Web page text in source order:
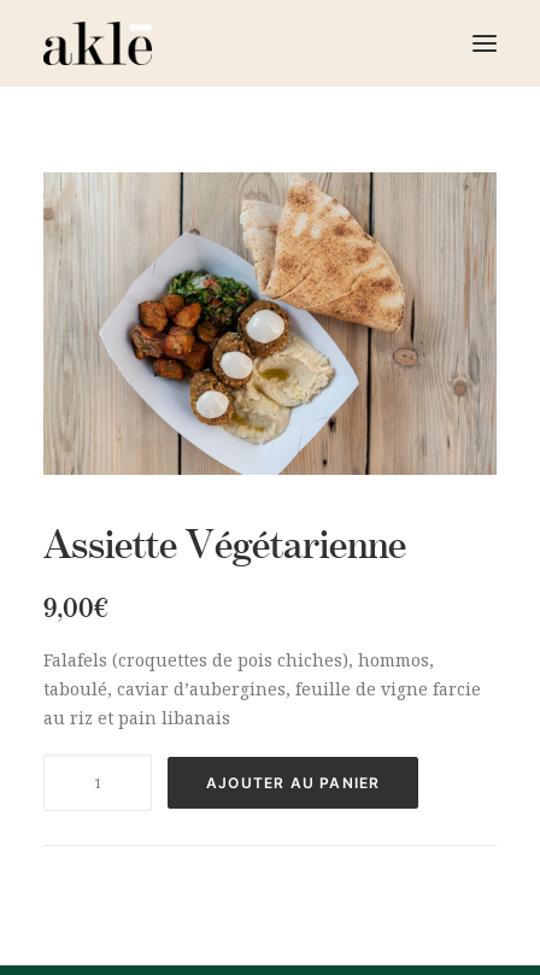
LA BOUTIQUE
LE FOOD TRUCK
TRAITEUR ÉVÈNEMENTIEL
CONTACT
Assiette Végétarienne
9,00€
Falafels (croquettes de pois chiches), hommos,
taboulé, caviar d’aubergines, feuille de vigne farcie
au riz et pain libanais
AJOUTER AU PANIER